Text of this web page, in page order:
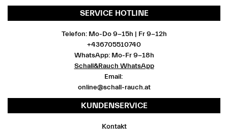
SERVICE HOTLINE
Telefon: Mo-Do 9-15h | Fr 9-12h
+436705510740
WhatsApp: Mo-Fr 9-18h
Schall&Rauch WhatsApp
Email:
online@schall-rauch.at
KUNDENSERVICE
Kontakt